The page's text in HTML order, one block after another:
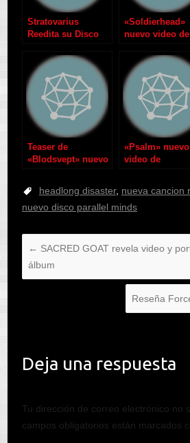
Stratovarius
Reedita su Disco
«Soldierhead»
nuevo video de
Teaser de
«Blodsvept» nuevo
«Psalm» nuevo
video de
headlong disaster, nueva cancion
nuevo disco parallel minds
← SACRED GOAT revela video y
álbum
Reseña
Deja una respuesta
Tu dirección de correo electrónico no
campos obligatorios están marcados